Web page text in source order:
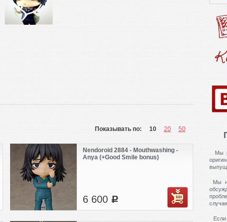
Показывать по: 10 20 50
Nendoroid 2884 - Mouthwashing -
Anya (+Good Smile bonus)
6 600 c
Мы
Мы
Если